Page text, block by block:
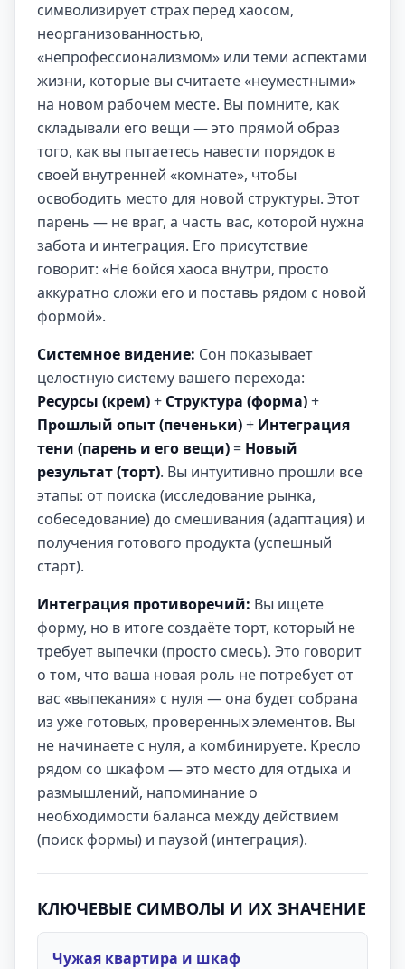
символизирует страх перед хаосом,
неорганизованностью,
«непрофессионализмом» или теми аспектами
жизни, которые вы считаете «неуместными»
на новом рабочем месте. Вы помните, как
складывали его вещи — это прямой образ
того, как вы пытаетесь навести порядок в
своей внутренней «комнате», чтобы
освободить место для новой структуры. Этот
парень — не враг, а часть вас, которой нужна
забота и интеграция. Его присутствие
говорит: «Не бойся хаоса внутри, просто
аккуратно сложи его и поставь рядом с новой
формой».
Системное видение: Сон показывает
целостную систему вашего перехода:
Ресурсы (крем)+ Структура (форма)+
Прошлый опыт (печеньки)+ Интеграция
тени (парень и его вещи) = Новый
результат (торт). Вы интуитивно прошли все
этапы: от поиска (исследование рынка,
собеседование) до смешивания (адаптация) и
получения готового продукта (успешный
старт).
Интеграция противоречий: Вы ищете
форму, но в итоге создаёте торт, который не
требует выпечки (просто смесь). Это говорит
о том, что ваша новая роль не потребует от
вас «выпекания» с нуля — она будет собрана
из уже готовых, проверенных элементов. Вы
не начинаете с нуля, а комбинируете. Кресло
рядом со шкафом — это место для отдыха и
размышлений, напоминание о
необходимости баланса между действием
(поиск формы) и паузой (интеграция).
КЛЮЧЕВЫЕ СИМВОЛЫ И ИХ ЗНАЧЕНИЕ
Чужая квартира и шкаф